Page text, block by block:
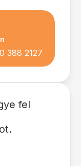
388 2127
fel